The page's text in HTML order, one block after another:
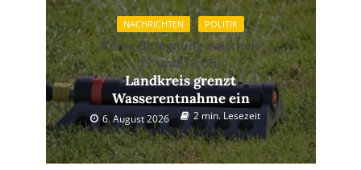
NACHRICHTEN POLITIK
Keine Beregnung zwischen
12 und 18 Uhr
Landkreis grenzt
Wasserentnahme ein
6. August 2026 2 min. Lesezeit